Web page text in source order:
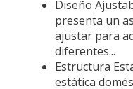
Diseño
presenta un
ajustar para
diferentes...
Estructura
estática